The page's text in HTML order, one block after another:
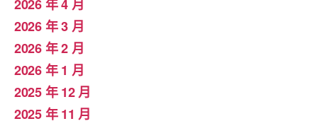
2026 年 4 月
2026 年 3 月
2026 年 2 月
2026 年 1 月
2025 年 12 月
2025 年 11 月